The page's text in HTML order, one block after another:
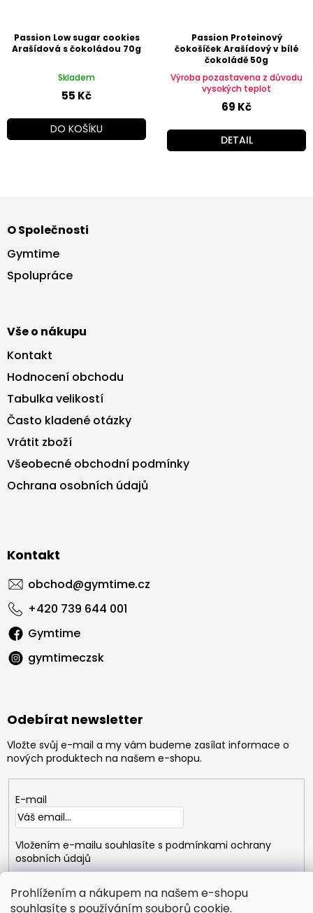
Prohlížením a nákupem na našem e-shopu
souhlasíte s používáním souborů cookie.
Passion Low sugar cookies
Arašídová s čokoládou 70g
Skladem
55 Kč
DO KOŠÍKU
Passion Proteinový
čokošíček Arašídový v bílé
čokoládě 50g
Výroba pozastavena z důvodu
vysokých teplot
69 Kč
DETAIL
p
a
O Společnosti
Gymtime
Spolupráce
Vše o nákupu
Kontakt
Hodnocení obchodu
Tabulka velikostí
Často kladené otázky
Vrátit zboží
Všeobecné obchodní podmínky
Ochrana osobních údajů
Kontakt
obchod@gymtime.cz
+420 739 644 001
Gymtime
gymtimeczsk
Odebírat newsletter
Vložte svůj e-mail a my vám budeme zasílat informace o
nových produktech na našem e-shopu.
E-mail
Vložením e-mailu souhlasíte s podmínkami ochrany
osobních údajů
PŘIHLÁSIT
SE